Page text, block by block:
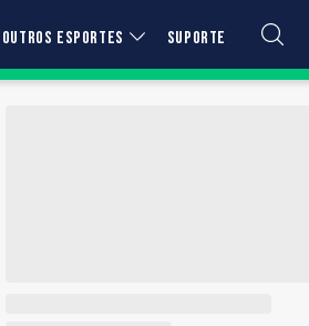
OUTROS ESPORTES SUPORTE